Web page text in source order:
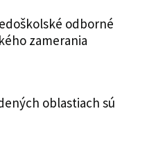
odborné
zamerania
oblastiach sú